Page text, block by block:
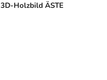
3D-Holzbild ÄSTE